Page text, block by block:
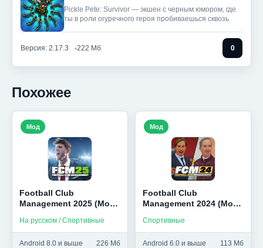
Pickle Pete: Survivor — экшен с черным юмором, где
ты в роли огуречного героя пробиваешься сквозь
Версия: 2.17.3 222 Мб 0
Похожее
Football Club
Management 2025 (Мод,
На русском / Спортивные
Android 8.0 и выше 226 Мб
Мод
Football Club
Management 2024 (Мод,
Спортивные
Android 6.0 и выше 113 Мб
Мод